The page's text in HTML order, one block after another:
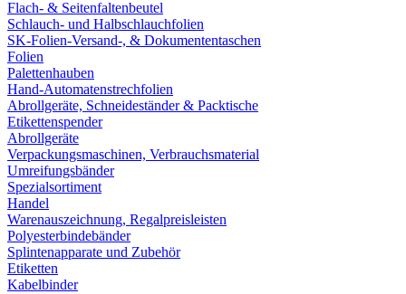
Flach- & Seitenfaltenbeutel
Schlauch- und Halbschlauchfolien
SK-Folien-Versand-, & Dokumententaschen
Folien
Palettenhauben
Hand-Automatenstrechfolien
Abrollgeräte, Schneideständer & Packtische
Etikettenspender
Abrollgeräte
Verpackungsmaschinen, Verbrauchsmaterial
Umreifungsbänder
Spezialsortiment
Handel
Warenauszeichnung, Regalpreisleisten
Polyesterbindebänder
Splintenapparate und Zubehör
Etiketten
Kabelbinder